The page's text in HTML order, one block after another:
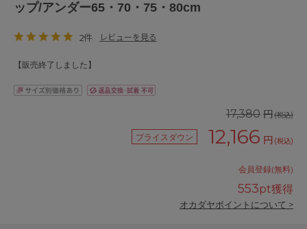
ップ/アンダー65・70・75・80cm
2件 レビューを見る
【販売終了しました】
17,380 円(税込)
プライスダウン 12,166 円 (税込)
会員登録(無料)
553pt獲得
オカダヤポイントについて >